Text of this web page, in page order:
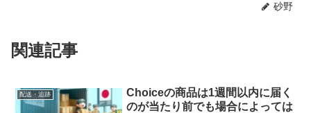
砂野
関連記事
配送・追跡
Choiceの商品は1週間以内に届く
のが当たり前でも場合によっては